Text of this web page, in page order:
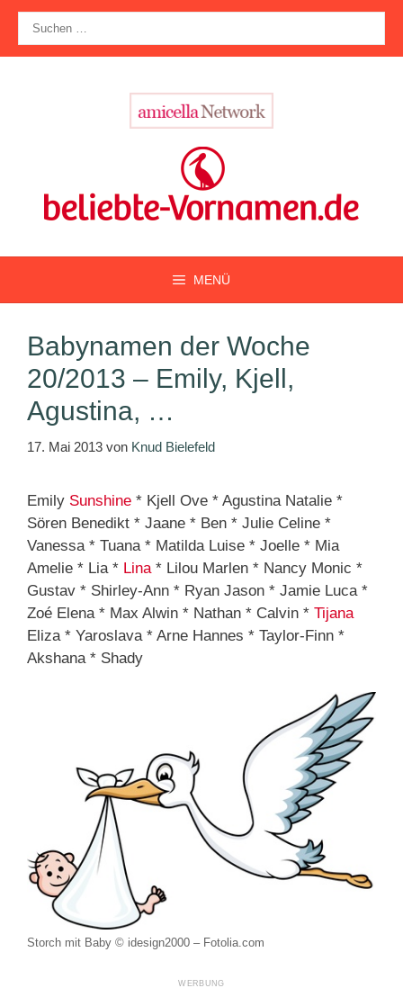
Zum
Inhalt
springen
nach:
MENÜ
Babynamen der Woche
20/2013 – Emily, Kjell,
Agustina, …
17. Mai 2013 von Knud Bielefeld
Emily Sunshine * Kjell Ove * Agustina Natalie *
Sören Benedikt * Jaane * Ben * Julie Celine *
Vanessa * Tuana * Matilda Luise * Joelle * Mia
Amelie * Lia * Lina * Lilou Marlen * Nancy Monic *
Gustav * Shirley-Ann * Ryan Jason * Jamie Luca *
Zoé Elena * Max Alwin * Nathan * Calvin * Tijana
Eliza * Yaroslava * Arne Hannes * Taylor-Finn *
Akshana * Shady
Storch mit Baby © idesign2000 – Fotolia.com